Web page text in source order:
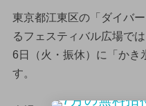
東京都江東区の「ダイバ
るフェスティバル広場で
6日（火・振休）に「かき
す。